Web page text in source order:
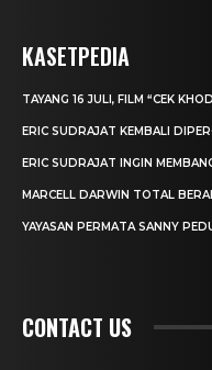
KASETPEDIA
TAYANG 16 JULI, FILM “CEK
ERIC SUDRAJAT KEMBALI
ERIC SUDRAJAT INGIN
MARCELL DARWIN TOTAL
YAYASAN PERMATA SANNY
CONTACT US